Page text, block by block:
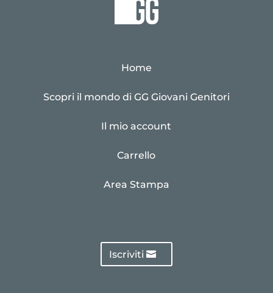
Home
Scopri il mondo di GG Giovani Genitori
Il mio account
Carrello
Area Stampa
Iscriviti